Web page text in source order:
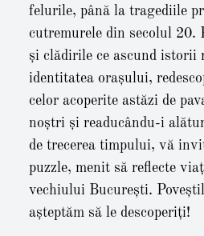
felurile, până la tragediile
cutremurele din secolul 20.
și clădirile ce ascund istorii
identitatea orașului,
celor acoperite astăzi de
noștri și readucându-i
de trecerea timpului, vă
puzzle, menit să reflecte
vechiului București.
așteptăm să le descoperiți!